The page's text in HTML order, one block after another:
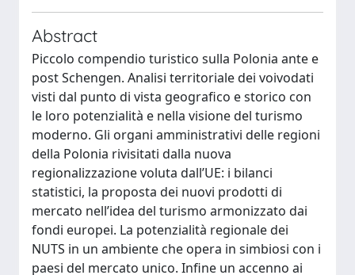
Abstract
Piccolo compendio turistico sulla Polonia ante e
post Schengen. Analisi territoriale dei voivodati
visti dal punto di vista geografico e storico con
le loro potenzialità e nella visione del turismo
moderno. Gli organi amministrativi delle regioni
della Polonia rivisitati dalla nuova
regionalizzazione voluta dall’UE: i bilanci
statistici, la proposta dei nuovi prodotti di
mercato nell’idea del turismo armonizzato dai
fondi europei. La potenzialità regionale dei
NUTS in un ambiente che opera in simbiosi con i
paesi del mercato unico. Infine un accenno ai